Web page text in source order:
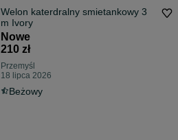
Welon katerdralny smietankowy 3
m Ivory
Nowe
210 zł
Przemyśl
18 lipca 2026
Beżowy